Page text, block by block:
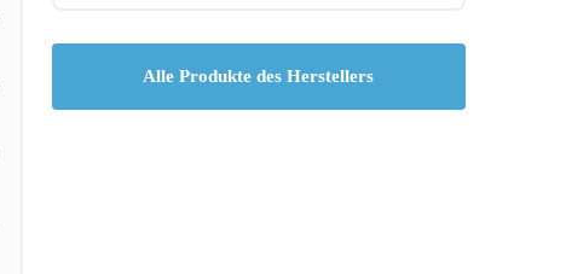
Alle Produkte des Herstellers